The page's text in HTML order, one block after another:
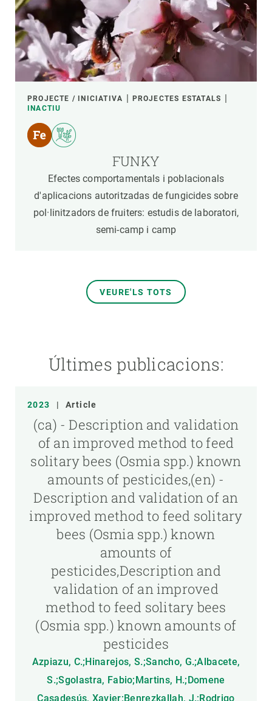
PROJECTE / INICIATIVA
PROJECTES ESTATALS
INACTIU
FUNKY
Efectes comportamentals i poblacionals
d'aplicacions autoritzadas de fungicides sobre
pol·linitzadors de fruiters: estudis de laboratori,
semi-camp i camp
VEURE'LS TOTS
Últimes publicacions:
2023 | Article
(ca) - Description and validation
of an improved method to feed
solitary bees (Osmia spp.) known
amounts of pesticides,(en) -
Description and validation of an
improved method to feed solitary
bees (Osmia spp.) known
amounts of
pesticides,Description and
validation of an improved
method to feed solitary bees
(Osmia spp.) known amounts of
pesticides
Azpiazu, C.;Hinarejos, S.;Sancho, G.;Albacete,
S.;Sgolastra, Fabio;Martins, H.;Domene
Casadesús, Xavier;Benrezkallah, J.;Rodrigo